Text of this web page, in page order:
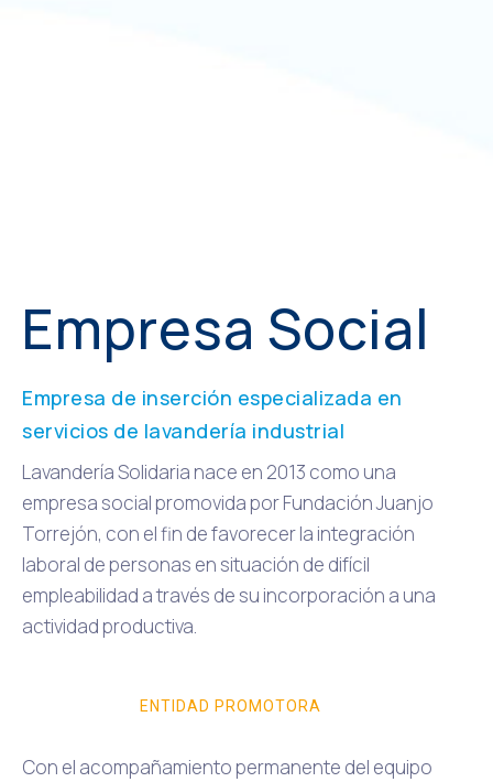
Empresa Social
Empresa de inserción especializada en
servicios de lavandería industrial
Lavandería Solidaria nace en 2013 como una
empresa social promovida por Fundación Juanjo
Torrejón, con el fin de favorecer la integración
laboral de personas en situación de difícil
empleabilidad a través de su incorporación a una
actividad productiva.
ENTIDAD PROMOTORA
Con el acompañamiento permanente del equipo